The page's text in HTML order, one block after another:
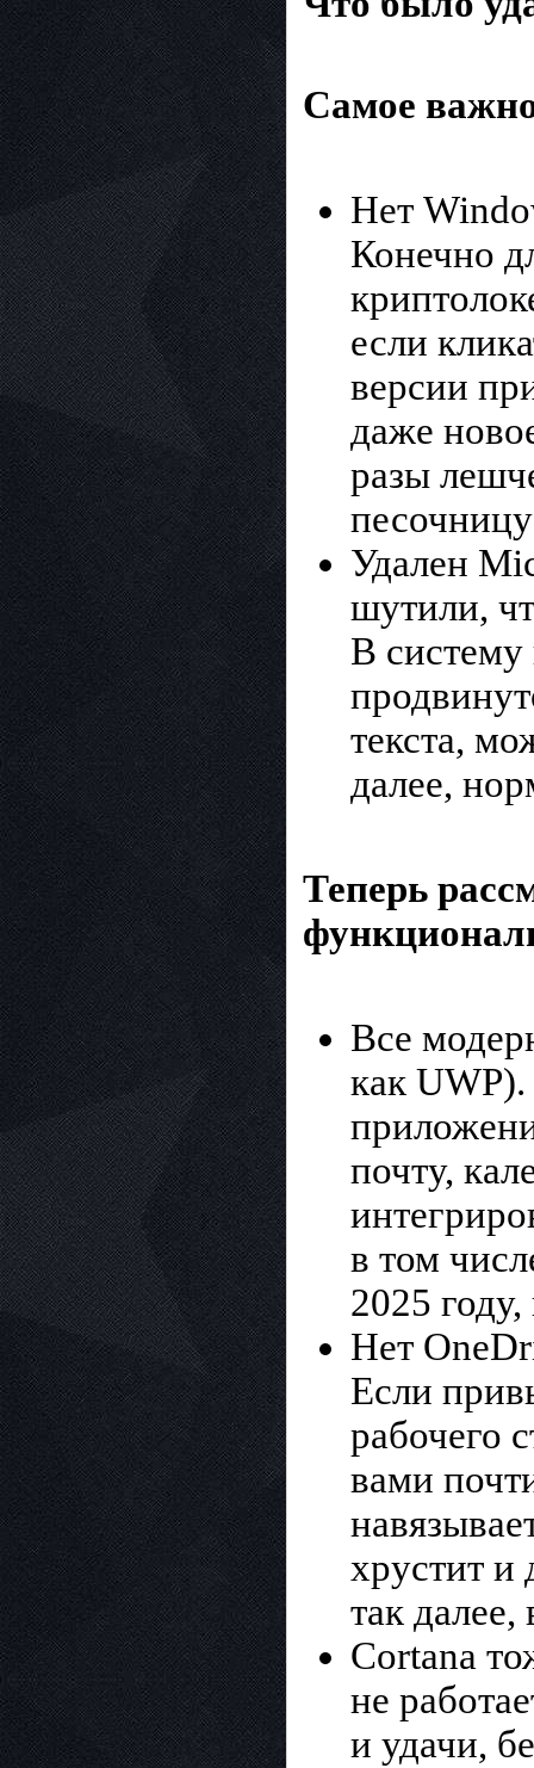
Самое
Нет
Конечно
если
версии
даже
разы
Удален
шутили,
В
текста,
далее,
Теперь
Все
как
почту,
в том
2025
Нет
Если
рабочего
вами
хрустит и
так
Cortana
не
и удачи,